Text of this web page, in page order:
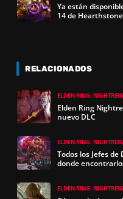
Ya están
14 de Hearthstone
RELACIONADOS
ELDEN RING:
Elden Ring
nuevo DLC
ELDEN RING:
Todos los Jefes
donde
ELDEN RING: